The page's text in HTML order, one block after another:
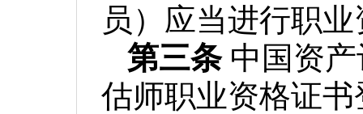
员）应当进行职
第三条 中国资
估师职业资格证